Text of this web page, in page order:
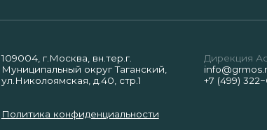
109004, г.Москва, вн.тер.г.
Муниципальный округ Таганский,
ул.Николоямская, д.40, стр.1
Дирекция
+7 (499)
Политика конфиденциальности